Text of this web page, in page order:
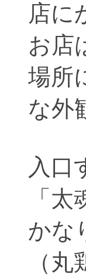
店に
お店
場所
な外
入口
「
かな
（